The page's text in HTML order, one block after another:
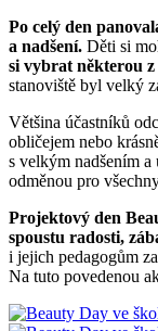
Po celý den
a nadšení. Děti si
si vybrat některou z
stanoviště byl velký
Většina účastníků
obličejem nebo
s velkým nadšením
odměnou pro
Projektový den
spoustu radosti,
i jejich pedagogům
Na tuto povedenou